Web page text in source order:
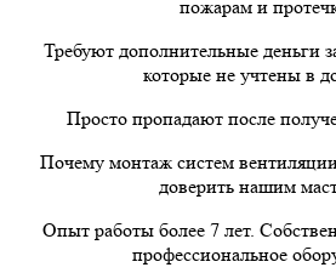
пожарам и
Требуют дополнительные деньги
которые не учтены в
Просто пропадают после
Почему монтаж систем
доверить нашим
Опыт работы более 7 лет.
профессиональное